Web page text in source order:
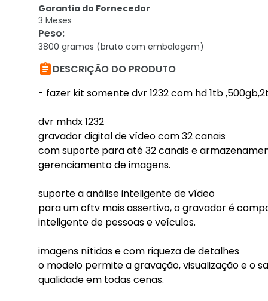
Garantia do Fornecedor
3 Meses
Peso:
3800 gramas (bruto com embalagem)
DESCRIÇÃO DO PRODUTO
- fazer kit somente dvr 1232 com hd 1tb
dvr mhdx 1232
gravador digital de vídeo com 32 canais
com suporte para até 32 canais e
gerenciamento de imagens.
suporte a análise inteligente de vídeo
para um cftv mais assertivo, o gravador é
inteligente de pessoas e veículos.
imagens nítidas e com riqueza de detalhes
o modelo permite a gravação, visualização e o
qualidade em todas cenas.